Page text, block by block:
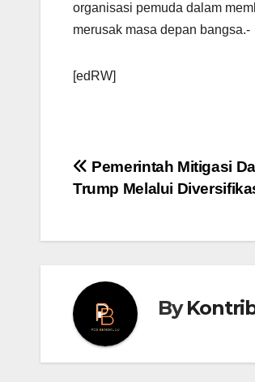
organisasi pemuda dalam
merusak masa depan bangsa.-
[edRW]
Post
navigation
Pemerintah Mitigasi
Trump Melalui
By